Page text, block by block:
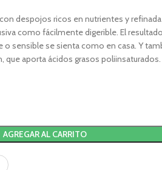
despojos ricos en nutrientes y
como fácilmente digerible. El
sensible se sienta como en casa. Y
aporta ácidos grasos poliinsaturados.
AGREGAR AL CARRITO